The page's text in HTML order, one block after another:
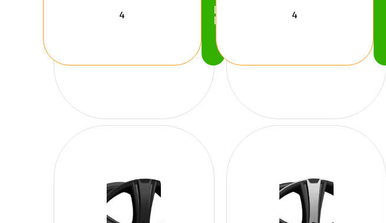
Köp
Nu